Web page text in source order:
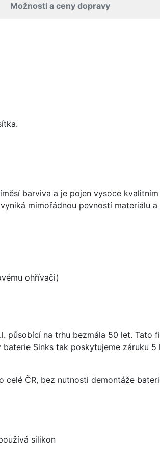
Možnosti a ceny dopravy
barviva a je pojen vysoce
mimořádnou pevností materiálu
ohřívači)
působící na trhu bezmála 50 let.
Sinks tak poskytujeme záruku
ČR, bez nutnosti demontáže
silikon